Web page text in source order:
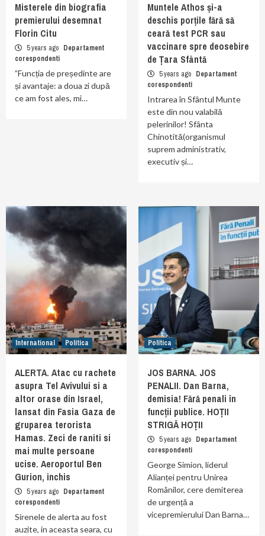
Misterele din biografia
premierului desemnat
Florin Citu
5 years ago Departament
corespondenti
”Funcția de președinte are
și avantaje: a doua zi după
ce am fost ales, mi…
Muntele Athos și-a
deschis porțile fără să
ceară test PCR sau
vaccinare spre deosebire
de Țara Sfântă
5 years ago Departament
corespondenti
Intrarea în Sfântul Munte
este din nou valabilă
pelerinilor! Sfânta
Chinotită(organismul
suprem administrativ,
executiv și…
International Politica
ALERTA. Atac cu rachete
asupra Tel Avivului si a
altor orase din Israel,
lansat din Fasia Gaza de
gruparea terorista
Hamas. Zeci de raniti si
mai multe persoane
ucise. Aeroportul Ben
Gurion, inchis
5 years ago Departament
corespondenti
Sirenele de alerta au fost
auzite, in aceasta seara, cu
Politica
JOS BARNA. JOS
PENALII. Dan Barna,
demisia! Fără penali în
funcții publice. HOȚII
STRIGĂ HOȚII
5 years ago Departament
corespondenti
George Simion, liderul
Alianței pentru Unirea
Românilor, cere demiterea
de urgență a
vicepremierului Dan Barna…